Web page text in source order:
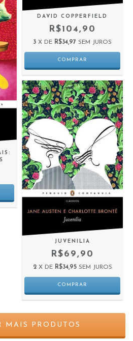
DAVID COPPERFIELD
R$104,90
3 X DE R$34,97 SEM JUROS
JUVENILIA
R$69,90
2 X DE R$34,95 SEM JUROS
MAIS PRODUTOS